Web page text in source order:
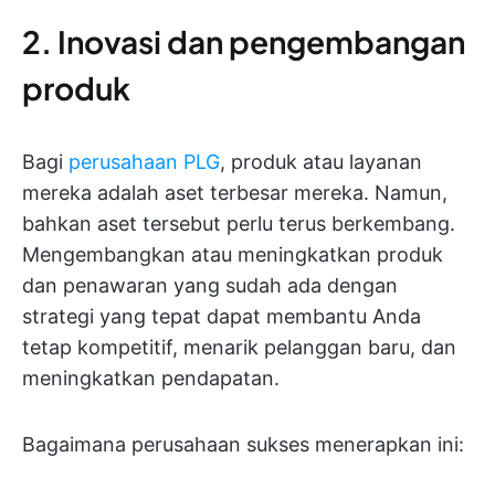
2. Inovasi dan pengembangan
produk
Bagi perusahaan PLG, produk atau layanan
mereka adalah aset terbesar mereka. Namun,
bahkan aset tersebut perlu terus berkembang.
Mengembangkan atau meningkatkan produk
dan penawaran yang sudah ada dengan
strategi yang tepat dapat membantu Anda
tetap kompetitif, menarik pelanggan baru, dan
meningkatkan pendapatan.
Bagaimana perusahaan sukses menerapkan ini: